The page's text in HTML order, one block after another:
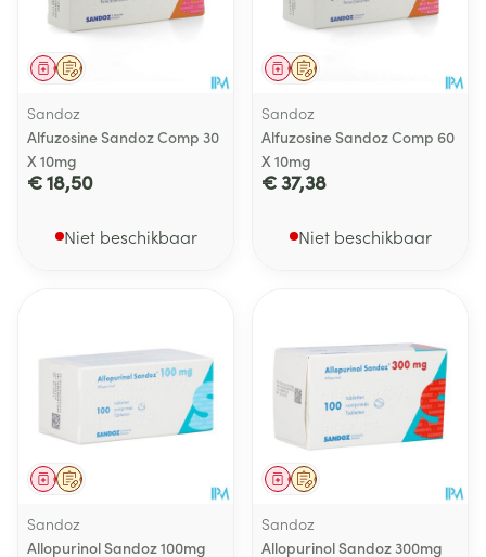
Op voorschrift
Geneesmiddel
Sandoz
Alfuzosine Sandoz Comp 30
X 10mg
€ 18,50
Niet beschikbaar
Op voorschrift
Geneesmiddel
Sandoz
Alfuzosine Sandoz Comp 60
X 10mg
€ 37,38
Niet beschikbaar
Op voorschrift
Geneesmiddel
Sandoz
Allopurinol Sandoz 100mg
Op voorschrift
Geneesmiddel
Sandoz
Allopurinol Sandoz 300mg